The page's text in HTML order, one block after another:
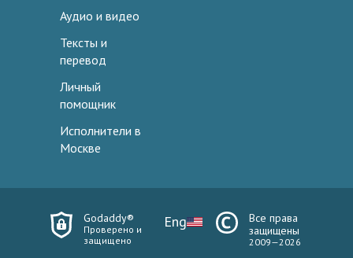
Аудио и видео
Тексты и
перевод
Личный
помощник
Исполнители в
Москве
Godaddy®
Проверено и
защищено
Eng
Все права
защищены
2009—2026